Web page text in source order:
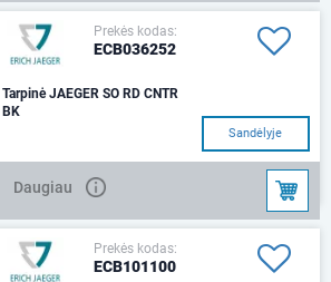
Prekės kodas:
ECB036252
Tarpinė JAEGER SO RD CNTR
BK
kabeliui
Sandėlyje
Daugiau
Prekės kodas:
ECB101100